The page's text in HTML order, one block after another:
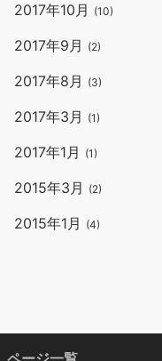
2017年10月 (10)
2017年9月 (2)
2017年8月 (3)
2017年3月 (1)
2017年1月 (1)
2015年3月 (2)
2015年1月 (4)